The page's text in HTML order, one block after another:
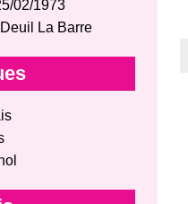
02/1973
La Barre